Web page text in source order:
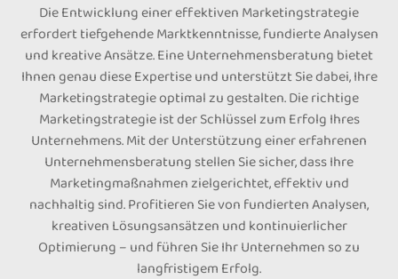
Die Entwicklung einer effektiven Marketingstrategie
erfordert tiefgehende Marktkenntnisse, fundierte Analysen
und kreative Ansätze. Eine Unternehmensberatung bietet
Ihnen genau diese Expertise und unterstützt Sie dabei, Ihre
Marketingstrategie optimal zu gestalten. Die richtige
Marketingstrategie ist der Schlüssel zum Erfolg Ihres
Unternehmens. Mit der Unterstützung einer erfahrenen
Unternehmensberatung stellen Sie sicher, dass Ihre
Marketingmaßnahmen zielgerichtet, effektiv und
nachhaltig sind. Profitieren Sie von fundierten Analysen,
kreativen Lösungsansätzen und kontinuierlicher
Optimierung – und führen Sie Ihr Unternehmen so zu
langfristigem Erfolg.